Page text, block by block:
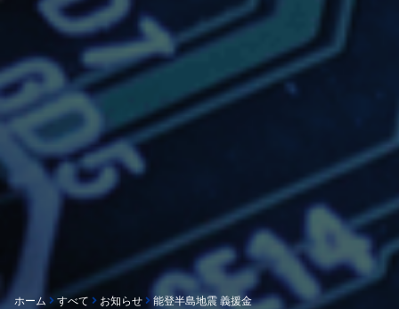
ホーム すべて お知らせ 能登半島地震 義援金